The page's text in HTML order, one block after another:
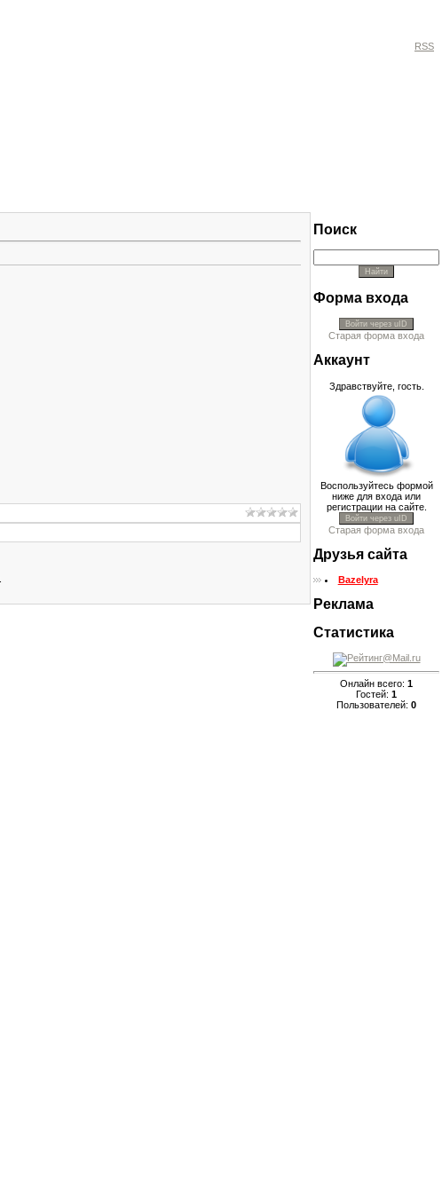
RSS
Поиск
Форма входа
Войти через uID
Старая форма входа
Аккayнт
Здравствуйте, гость.
Воспользуйтесь формой
ниже для входа или
регистрации на сайте.
Войти через uID
Старая форма входа
Друзья сайта
Bazelyra
Реклама
Статистика
Онлайн всего: 1
Гостей: 1
Пользователей: 0